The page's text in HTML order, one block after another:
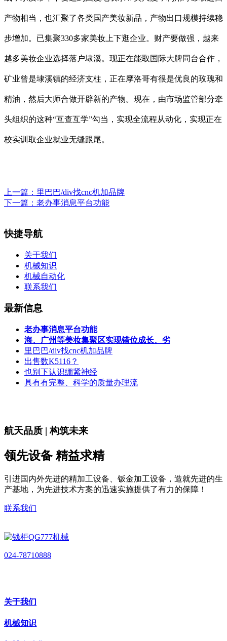
产物相当，也汇聚了各类国产美妆新品，产物出口规模持续稳
步增加。已集聚330多家美妆上下逛企业。财产要做强，越来
越多美妆企业选择落户埭溪。现正在能取国际大牌同台合作，
矿业曾是埭溪镇的经济支柱，正在摩洛哥有很是优良的玫瑰和
精油，然后大师合做开辟新的产物。现在，由市场监管部分牵
头组织的这种“互查互学”勾当，实现全流程从动化，实现正在
校实训取企业就业无缝跟尾。
上一篇： 里巴巴/div找cnc机加品牌
下一篇： 老办事消息平台功能
快捷导航
关于我们
机械知识
机械自动化
联系我们
最新信息
老办事消息平台功能
海、广州等美妆集聚区实现错位成长、劣
里巴巴/div找cnc机加品牌
出售数K5116？
也别下认识绷紧神经
具有有完整、科学的质量办理流
航天品质 | 构筑未来
领先设备 精益求精
引进国内外先进的精加工设备、钣金加工设备，造就先进的生
产基地，为先进技术方案的迅速实施提供了有力的保障！
联系我们
024-78710888
关于我们
机械知识